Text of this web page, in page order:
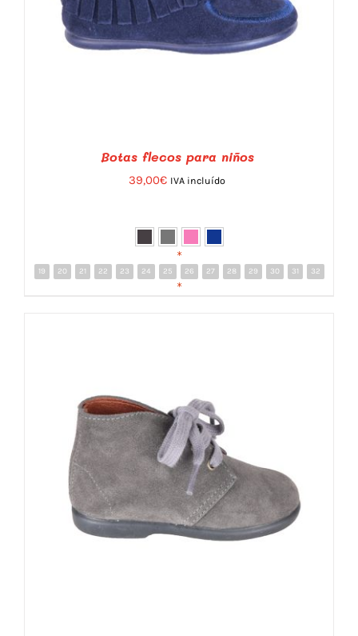
DETALLES
Botas flecos para niños
39,00€ IVA incluído
*
19 20 21 22 23 24 25 26 27 28 29 30 31 32
*